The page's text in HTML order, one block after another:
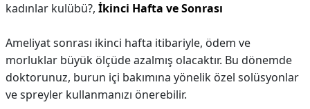
kadınlar kulübü?, İkinci Hafta ve Sonrası
Ameliyat sonrası ikinci hafta itibariyle, ödem ve
morluklar büyük ölçüde azalmış olacaktır. Bu dönemde
doktorunuz, burun içi bakımına yönelik özel solüsyonlar
ve spreyler kullanmanızı önerebilir.